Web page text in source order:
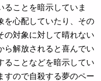
ることを暗示していま
を心配していたり、その
の対象に対して晴れない
ら解放されると喜んでい
ることなどを暗示してい
すので自殺する夢のペー